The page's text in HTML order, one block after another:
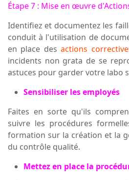
Étape 7 : Mise en œuvre
Identifiez et documentez les
conduit à l'utilisation de
en place desactions
incidents non grata de se
astuces pour garder votre labo
Sensibiliser les employés
Faites en sorte qu'ils
suivre les procédures
formation sur la création et la
du contrôle qualité.
Mettez en place la